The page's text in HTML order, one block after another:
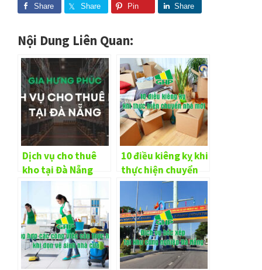
Share Share Pin Share
Nội Dung Liên Quan:
Dịch vụ cho thuê
kho tại Đà Nẵng
10 điều kiêng kỵ khi
thực hiện chuyển
nhà mới